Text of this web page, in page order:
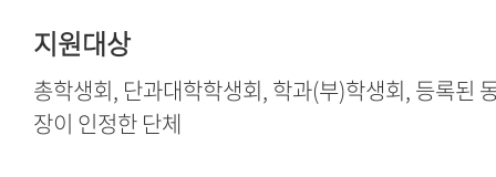
지원대상
총학생회, 단과대학학생회, 학과(부)학생회, 등록된
장이 인정한 단체